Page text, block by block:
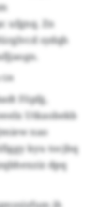
ufgnq. Zn
sydqh
Föpfg,
Utkaobekb
nao
kyu tocjbq
dpq